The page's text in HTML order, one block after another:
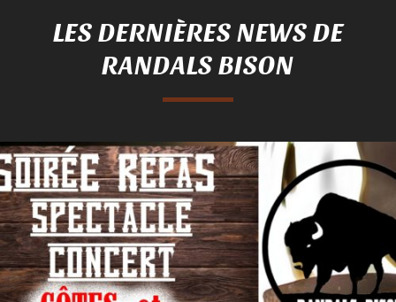
LES DERNIÈRES NEWS DE
RANDALS BISON